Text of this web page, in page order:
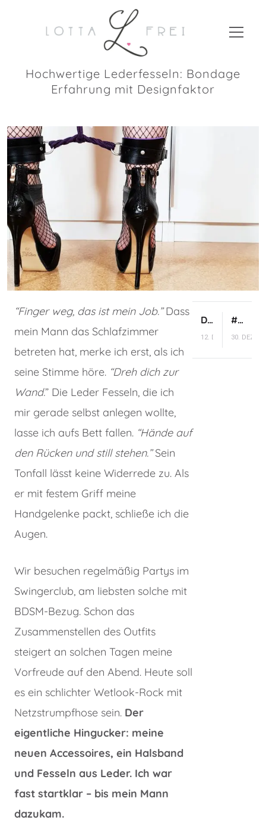
Hochwertige Lederfesseln: Bondage
Erfahrung mit Designfaktor
“Finger weg, das ist mein Job.”Dass
mein Mann das Schlafzimmer
betreten hat, merke ich erst, als ich
seine Stimme höre. “Dreh dich zur
Wand.” Die Leder Fesseln, die ich
mir gerade selbst anlegen wollte,
lasse ich aufs Bett fallen. “Hände auf
den Rücken und still stehen.”Sein
Tonfall lässt keine Widerrede zu. Als
er mit festem Griff meine
Handgelenke packt, schließe ich die
Augen.
Wir besuchen regelmäßig Partys im
Swingerclub, am liebsten solche mit
BDSM-Bezug. Schon das
Zusammenstellen des Outfits
steigert an solchen Tagen meine
Vorfreude auf den Abend. Heute soll
es ein schlichter Wetlook-Rock mit
Netzstrumpfhose sein. Der
eigentliche Hingucker: meine
neuen Accessoires, ein Halsband
und Fesseln aus Leder. Ich war
fast startklar – bis mein Mann
dazukam.
Die Wahrheit über Swingerclubs, die dir sonst niemand erzählt
12. DEZEMBER 2018
#zumkommenkommen – Mein Orgasmus Projekt 2019
30.